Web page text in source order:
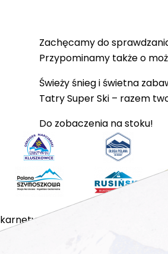
Zachęcamy do
Przypominamy także o
Świeży śnieg i świetna
Tatry Super Ski – razem
Do zobaczenia na stoku!
karnetystacje